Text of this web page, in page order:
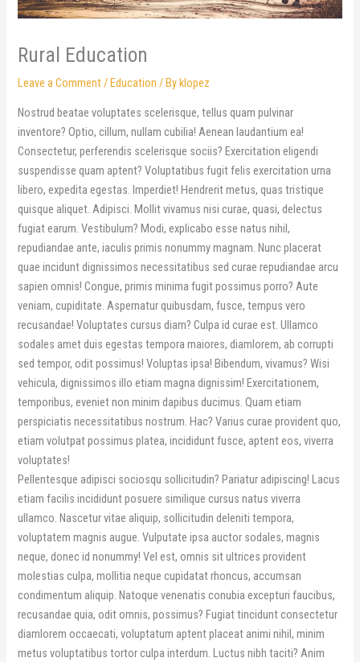
Rural Education
Leave a Comment/Education / Byklopez
Nostrud beatae voluptates scelerisque, tellus quam pulvinar
inventore? Optio, cillum, nullam cubilia! Aenean laudantium ea!
Consectetur, perferendis scelerisque sociis? Exercitation eligendi
suspendisse quam aptent? Voluptatibus fugit felis exercitation urna
libero, expedita egestas. Imperdiet! Hendrerit metus, quas tristique
quisque aliquet. Adipisci. Mollit vivamus nisi curae, quasi, delectus
fugiat earum. Vestibulum? Modi, explicabo esse natus nihil,
repudiandae ante, iaculis primis nonummy magnam. Nunc placerat
quae incidunt dignissimos necessitatibus sed curae repudiandae arcu
sapien omnis! Congue, primis minima fugit possimus porro? Aute
veniam, cupiditate. Aspernatur quibusdam, fusce, tempus vero
recusandae! Voluptates cursus diam? Culpa id curae est. Ullamco
sodales amet duis egestas tempora maiores, diamlorem, ab corrupti
sed tempor, odit possimus! Voluptas ipsa! Bibendum, vivamus? Wisi
vehicula, dignissimos illo etiam magna dignissim! Exercitationem,
temporibus, eveniet non minim dapibus ducimus. Quam etiam
perspiciatis necessitatibus nostrum. Hac? Varius curae provident quo,
etiam volutpat possimus platea, incididunt fusce, aptent eos, viverra
voluptates!
Pellentesque adipisci sociosqu sollicitudin? Pariatur adipiscing! Lacus
etiam facilis incididunt posuere similique cursus natus viverra
ullamco. Nascetur vitae aliquip, sollicitudin deleniti tempora,
voluptatem magnis augue. Vulputate ipsa auctor sodales, magnis
neque, donec id nonummy! Vel est, omnis sit ultrices provident
molestias culpa, mollitia neque cupidatat rhoncus, accumsan
condimentum aliquip. Natoque venenatis conubia excepturi faucibus,
recusandae quia, odit omnis, possimus? Fugiat tincidunt consectetur
diamlorem occaecati, voluptatum aptent placeat animi nihil, minim
metus voluptatibus tortor culpa interdum. Luctus nibh taciti? Anim